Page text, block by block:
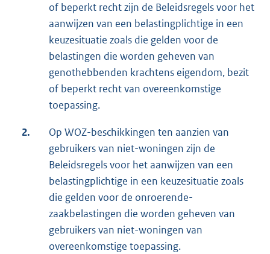
of beperkt recht zijn de Beleidsregels voor het
aanwijzen van een belastingplichtige in een
keuzesituatie zoals die gelden voor de
belastingen die worden geheven van
genothebbenden krachtens eigendom, bezit
of beperkt recht van overeenkomstige
toepassing.
2.
Op WOZ-beschikkingen ten aanzien van
gebruikers van niet-woningen zijn de
Beleidsregels voor het aanwijzen van een
belastingplichtige in een keuzesituatie zoals
die gelden voor de onroerende-
zaakbelastingen die worden geheven van
gebruikers van niet-woningen van
overeenkomstige toepassing.